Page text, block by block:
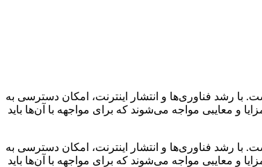
با رشد فناوری‌ها و انتشار اینترنت، امکان دسترسی به
و معایبی مواجه می‌شوند که برای مواجهه با آن‌ها باید
با رشد فناوری‌ها و انتشار اینترنت، امکان دسترسی به
و معایبی مواجه می‌شوند که برای مواجهه با آن‌ها باید